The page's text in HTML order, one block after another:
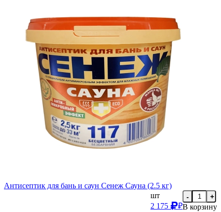
Антисептик для бань и саун Сенеж Сауна (2.5 кг)
шт
2 175
₽
- +
В корзину